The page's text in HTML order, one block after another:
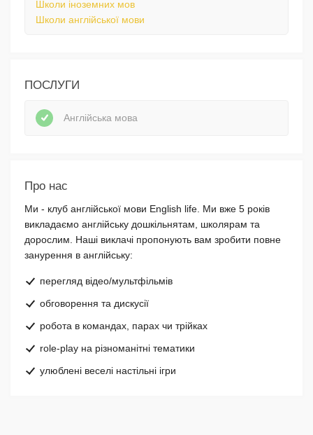
Школи іноземних мов
Школи англійської мови
ПОСЛУГИ
Англійська мова
Про нас
Ми - клуб англійської мови English life. Ми вже 5 років
викладаємо англійську дошкільнятам, школярам та
дорослим. Наші виклачі пропонують вам зробити повне
занурення в англійську:
перегляд відео/мультфільмів
обговорення та дискусії
робота в командах, парах чи трійках
role-play на різноманітні тематики
улюблені веселі настільні ігри